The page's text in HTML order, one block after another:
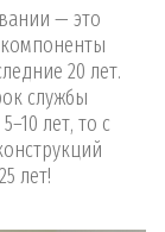
— это
20 лет.
службы
лет, то с
лет!